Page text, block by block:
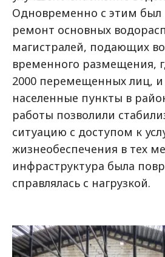
Одновременно с этим был
ремонт основных
магистралей, подающих
временного размещения,
2000 перемещенных лиц,
населенные пункты в
работы позволили
ситуацию с доступом к
жизнеобеспечения в тех
инфраструктура была
справлялась с нагрузкой.